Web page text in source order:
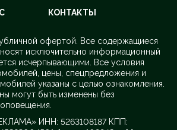
КОНТАКТЫ
офертой. Все содержащиеся
исключительно информационный
исчерпывающими. Все условия
цены, спецпредложения и
указаны с целью ознакомления.
могут быть изменены без
ИНН: 5263108187 КПП: